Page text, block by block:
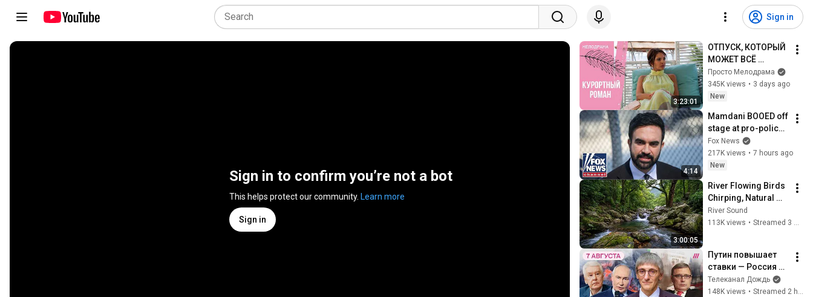
Sign in
Sign in to confirm you’re not a bot
This helps protect our community. Learn more
Sign in
3:23:01
ОТПУСК, КОТОРЫЙ
МОЖЕТ ВСЁ
ИЗМЕНИТЬ!
Курортный роман.
Все серии
Просто Мелодрама
345K views • 3 days ago
New
4:14
Mamdani BOOED off
stage at pro-police
event
Fox News
217K views • 7 hours ago
New
3:00:05
River Flowing Birds
Chirping, Natural
Forest Sounds for
Sleeping,
River Sound
113K views •
Путин повышает
ставки — Россия
горит. ФСБ берет
власть. Агония
Телеканал Дождь
148K views •
Streamed 2 hours ago